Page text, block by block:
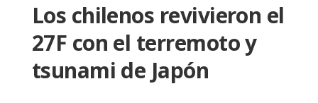
Los chilenos revivieron el
27F con el terremoto y
tsunami de Japón